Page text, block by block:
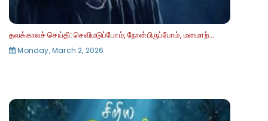
தவக்காலச் செய்தி: செவிமடுப்போம், நோன்பிருப்போம், மனமாற்...
Monday, March 2, 2026